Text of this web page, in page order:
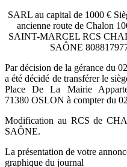
SARL au capital de 1000 €
ancienne route de Chalon
SAINT-MARCEL RCS
SAÔNE
Par décision de la gérance du
a été décidé de transférer le
Place De La Mairie
71380 OSLON à compter du
Modification au RCS de
SAÔNE.
La présentation de votre
graphique du journal